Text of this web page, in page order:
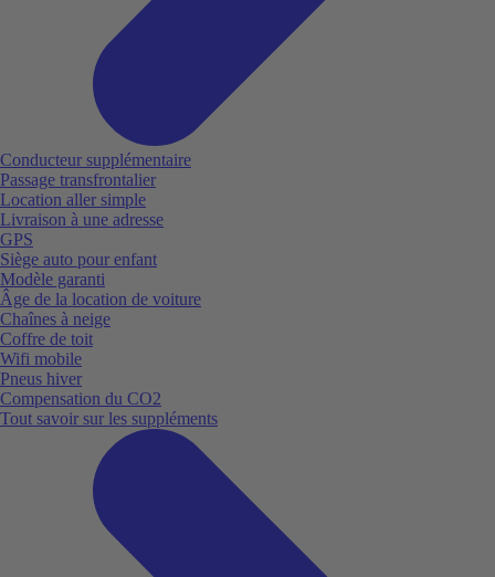
Conducteur supplémentaire
Passage transfrontalier
Location aller simple
Livraison à une adresse
GPS
Siège auto pour enfant
Modèle garanti
Âge de la location de voiture
Chaînes à neige
Coffre de toit
Wifi mobile
Pneus hiver
Compensation du CO2
Tout savoir sur les suppléments